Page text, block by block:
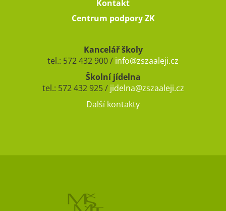
Kontakt
Centrum podpory ZK
Kancelář školy
tel.: 572 432 900 / info@zszaaleji.cz
Školní jídelna
tel.: 572 432 925 / jidelna@zszaaleji.cz
Další kontakty